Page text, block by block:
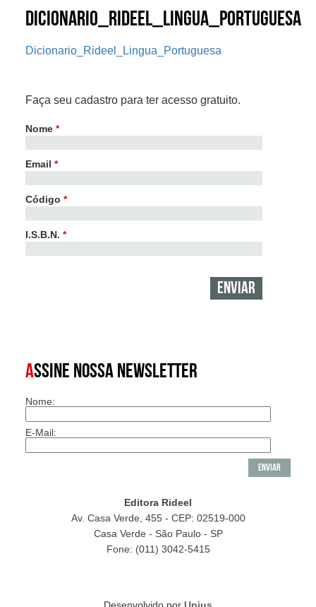
Dicionario_Rideel_Lingua_Portuguesa
Dicionario_Rideel_Lingua_Portuguesa
Faça seu cadastro para ter acesso gratuito.
Nome *
Email *
Código *
I.S.B.N. *
ASSINE NOSSA NEWSLETTER
Nome:
E-Mail:
Editora Rideel
Av. Casa Verde, 455 - CEP: 02519-000
Casa Verde - São Paulo - SP
Fone: (011) 3042-5415